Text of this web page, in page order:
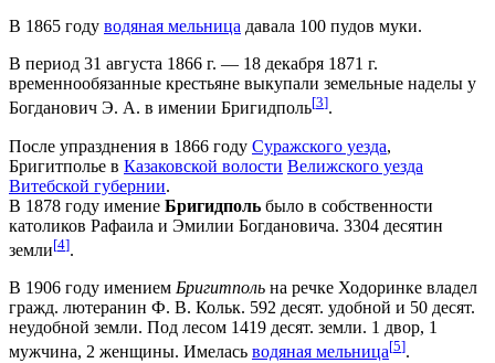
В 1865 году водяная мельница давала 100 пудов муки.
В период 31 августа 1866 г. — 18 декабря 1871 г.
временнообязанные крестьяне выкупали земельные наделы у
Богданович Э. А. в имении Бригидполь[3].
После упразднения в 1866 году Суражского уезда,
Бригитполье в Казаковской волости Велижского уезда
Витебской губернии.
В 1878 году имение Бригидполь было в собственности
католиков Рафаила и Эмилии Богдановича. 3304 десятин
земли[4].
В 1906 году имением Бригитполь на речке Ходоринке владел
гражд. лютеранин Ф. В. Кольк. 592 десят. удобной и 50 десят.
неудобной земли. Под лесом 1419 десят. земли. 1 двор, 1
мужчина, 2 женщины. Имелась водяная мельница[5].